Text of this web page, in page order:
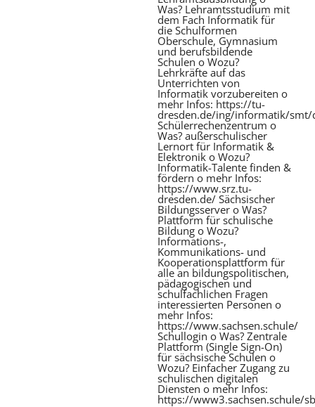
Was? Lehramtsstudium mit
dem Fach Informatik für
die Schulformen
Oberschule, Gymnasium
und berufsbildende
Schulen o Wozu?
Lehrkräfte auf das
Unterrichten von
Informatik vorzubereiten o
mehr Infos: https://tu-
dresden.de/ing/informatik/
Schülerrechenzentrum o
Was? außerschulischer
Lernort für Informatik &
Elektronik o Wozu?
Informatik-Talente finden &
fördern o mehr Infos:
https://www.srz.tu-
dresden.de/ Sächsischer
Bildungsserver o Was?
Plattform für schulische
Bildung o Wozu?
Informations-,
Kommunikations- und
Kooperationsplattform für
alle an bildungspolitischen,
pädagogischen und
schulfachlichen Fragen
interessierten Personen o
mehr Infos:
https://www.sachsen.schule/
Schullogin o Was? Zentrale
Plattform (Single Sign-On)
für sächsische Schulen o
Wozu? Einfacher Zugang zu
schulischen digitalen
Diensten o mehr Infos:
https://www3.sachsen.schule/